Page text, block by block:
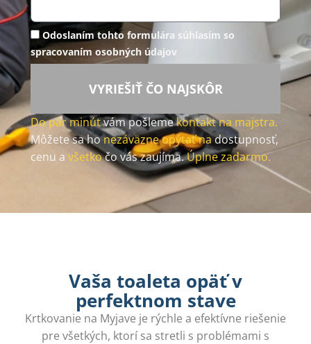
Odoslaním tohto formulára súhlasím so
spracovaním osobných údajov
VYRIEŠIŤ ČO NAJSKÔR
Do pár minútvám pošlemekontakt na majstra.
Môžete sa honezáväzne opýtať nadostupnosť,
cenu a všetkočo vás zaujíma.Úplne zadarmo.
Vaša toaleta opäť v
perfektnom stave
Krtkovanie na Myjave je rýchle a efektívne riešenie
pre všetkých, ktorí sa stretli s problémami s